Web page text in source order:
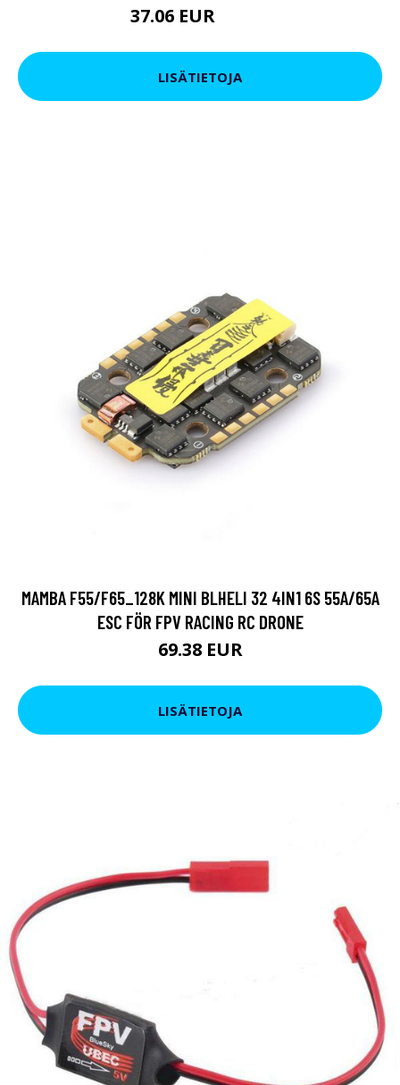
37.06 EUR
LISÄTIETOJA
MAMBA F55/F65_128K MINI BLHELI 32 4IN1 6S 55A/65A
ESC FÖR FPV RACING RC DRONE
69.38 EUR
LISÄTIETOJA